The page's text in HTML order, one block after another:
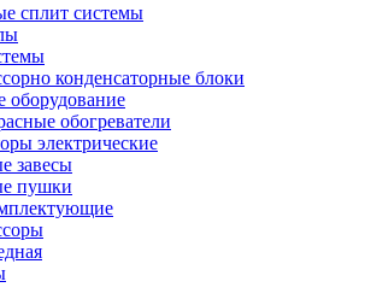
сплит системы
конденсаторные блоки
оборудование
обогреватели
электрические
завесы
пушки